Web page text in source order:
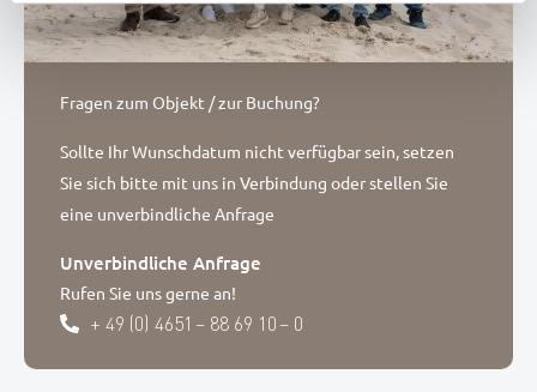
Fragen zum Objekt / zur Buchung?
Sollte Ihr Wunschdatum nicht verfügbar sein, setzen
Sie sich bitte mit uns in Verbindung oder stellen Sie
eine unverbindliche Anfrage
Unverbindliche Anfrage
Rufen Sie uns gerne an!
+ 49 (0) 4651 – 88 69 10 – 0